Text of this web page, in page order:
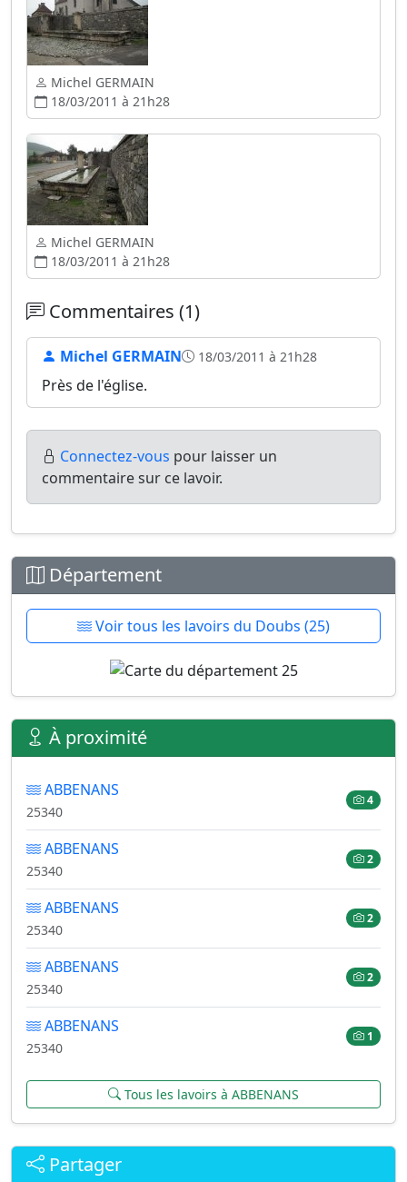
Michel GERMAIN
18/03/2011 à 21h28
Michel GERMAIN
18/03/2011 à 21h28
Commentaires (1)
Michel GERMAIN 18/03/2011 à 21h28
Près de l'église.
Connectez-vous pour laisser un
commentaire sur ce lavoir.
Département
Voir tous les lavoirs du Doubs (25)
À proximité
ABBENANS
25340
4
ABBENANS
25340
2
ABBENANS
25340
2
ABBENANS
25340
2
ABBENANS
25340
1
Tous les lavoirs à ABBENANS
Partager